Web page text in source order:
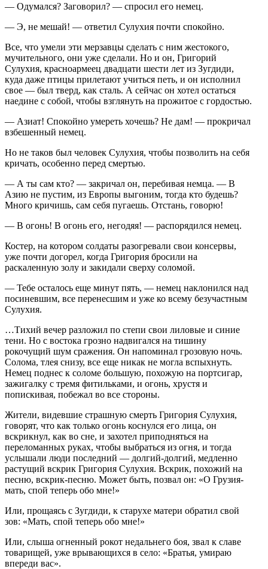
— Одумался? Заговорил? — спросил его немец.
— Э, не мешай! — ответил Сулухия почти спокойно.
Все, что умели эти мерзавцы сделать с ним жестокого,
мучительного, они уже сделали. Но и он, Григорий
Сулухия, красноармеец двадцати шести лет из Зугдиди,
куда даже птицы прилетают учиться петь, и он исполнил
свое — был тверд, как сталь. А сейчас он хотел остаться
наедине с собой, чтобы взглянуть на прожитое с гордостью.
— Азиат! Спокойно умереть хочешь? Не дам! — прокричал
взбешенный немец.
Но не таков был человек Сулухия, чтобы позволить на себя
кричать, особенно перед смертью.
— А ты сам кто? — закричал он, перебивая немца. — В
Азию не пустим, из Европы выгоним, тогда кто будешь?
Много кричишь, сам себя пугаешь. Отстань, говорю!
— В огонь! В огонь его, негодяя! — распорядился немец.
Костер, на котором солдаты разогревали свои консервы,
уже почти догорел, когда Григория бросили на
раскаленную золу и закидали сверху соломой.
— Тебе осталось еще минут пять, — немец наклонился над
посиневшим, все перенесшим и уже ко всему безучастным
Сулухия.
…Тихий вечер разложил по степи свои лиловые и синие
тени. Но с востока грозно надвигался на тишину
рокочущий шум сражения. Он напоминал грозовую ночь.
Солома, тлея снизу, все еще никак не могла вспыхнуть.
Немец поднес к соломе большую, похожую на портсигар,
зажигалку с тремя фитильками, и огонь, хрустя и
попискивая, побежал во все стороны.
Жители, видевшие страшную смерть Григория Сулухия,
говорят, что как только огонь коснулся его лица, он
вскрикнул, как во сне, и захотел приподняться на
переломанных руках, чтобы выбраться из огня, и тогда
услышали люди последний — долгий-долгий, медленно
растущий вскрик Григория Сулухия. Вскрик, похожий на
песню, вскрик-песню. Может быть, позвал он: «О Грузия-
мать, спой теперь обо мне!»
Или, прощаясь с Зугдиди, к старухе матери обратил свой
зов: «Мать, спой теперь обо мне!»
Или, слыша огненный рокот недальнего боя, звал к славе
товарищей, уже врывающихся в село: «Братья, умираю
впереди вас».